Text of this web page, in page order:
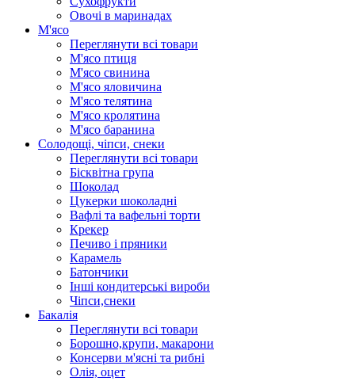
Овочі в маринадах
М'ясо
Переглянути всі товари
М'ясо птиця
М'ясо свинина
М'ясо яловичина
М'ясо телятина
М'ясо кролятина
М'ясо баранина
Солодощі, чіпси, снеки
Переглянути всі товари
Бісквітна група
Шоколад
Цукерки шоколадні
Вафлі та вафельні торти
Крекер
Печиво і пряники
Карамель
Батончики
Інші кондитерські вироби
Чіпси,снеки
Бакалія
Переглянути всі товари
Борошно,крупи, макарони
Консерви м'ясні та рибні
Олія, оцет